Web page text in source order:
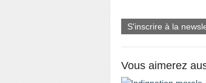
S'inscrire à la
Vous aimerez